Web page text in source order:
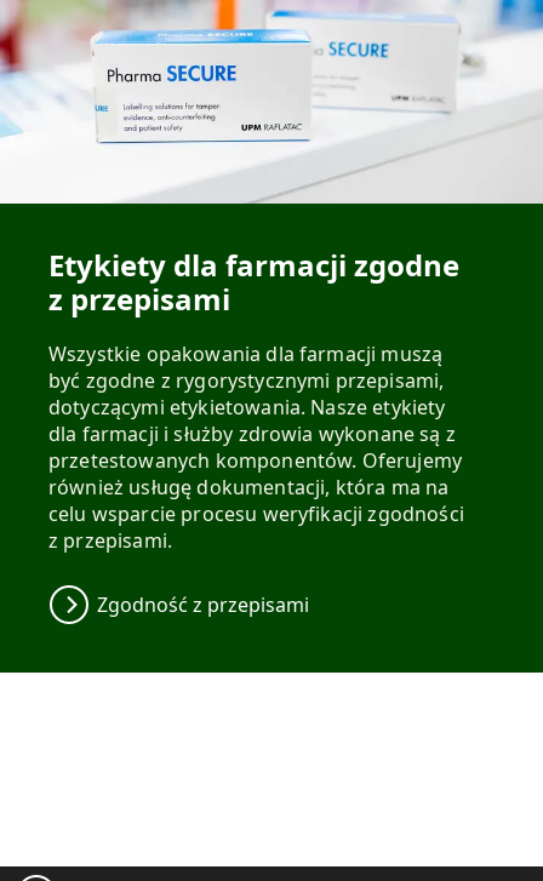
Etykiety dla farmacji zgodne
z przepisami
Wszystkie opakowania dla farmacji muszą
być zgodne z rygorystycznymi przepisami,
dotyczącymi etykietowania. Nasze etykiety
dla farmacji i służby zdrowia wykonane są z
przetestowanych komponentów. Oferujemy
również usługę dokumentacji, która ma na
celu wsparcie procesu weryfikacji zgodności
z przepisami.
Zgodność z przepisami